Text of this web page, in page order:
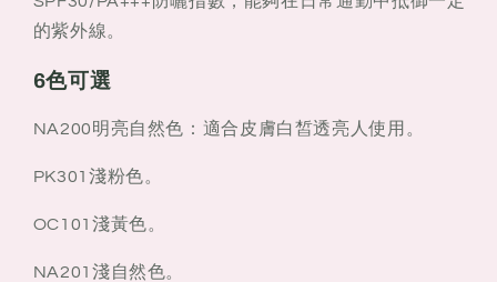
的紫外線。
6色可選
NA200明亮自然色：適合皮膚白皙透亮人使用。
PK301淺粉色。
OC101淺黃色。
NA201淺自然色。